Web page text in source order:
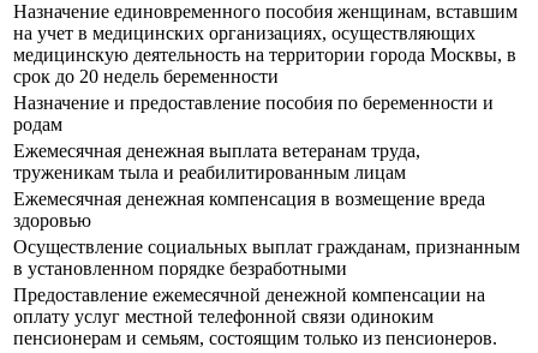
Назначение единовременного пособия женщинам, вставшим
на учет в медицинских организациях, осуществляющих
медицинскую деятельность на территории города Москвы, в
срок до 20 недель беременности
Назначение и предоставление пособия по беременности и
родам
Ежемесячная денежная выплата ветеранам труда,
труженикам тыла и реабилитированным лицам
Ежемесячная денежная компенсация в возмещение вреда
здоровью
Осуществление социальных выплат гражданам, признанным
в установленном порядке безработными
Предоставление ежемесячной денежной компенсации на
оплату услуг местной телефонной связи одиноким
пенсионерам и семьям, состоящим только из пенсионеров.